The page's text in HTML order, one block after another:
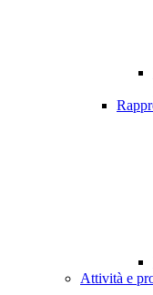
Attività e